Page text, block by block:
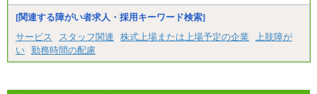
[関連する障がい者求人・採用キーワード検索]
サービス
スタッフ関連 株式上場または上場予定の企業
上肢障が
い 勤務時間の配慮